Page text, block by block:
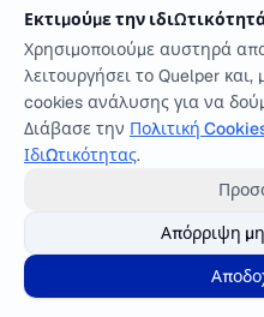
Εκτιμούμε την
Χρησιμοποιούμε αυστηρά
λειτουργήσει το Quelper
cookies ανάλυσης για να
Διάβασε την Πολιτική
Ιδιωτικότητας.
Απόρριψη